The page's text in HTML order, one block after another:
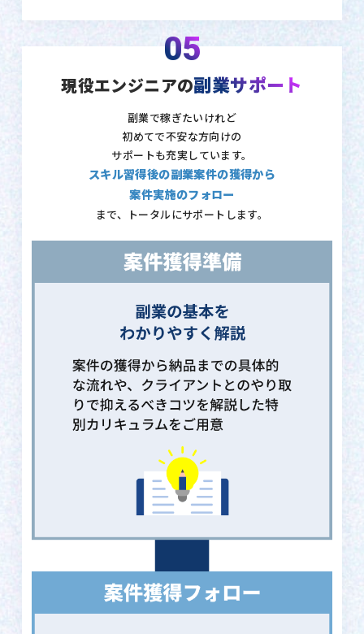
05
現役エンジニアの副業サポート
副業で稼ぎたいけれど
初めてで不安な方向けの
サポートも充実しています。
スキル習得後の副業案件の獲得から
案件実施のフォロー
まで、トータルにサポートします。